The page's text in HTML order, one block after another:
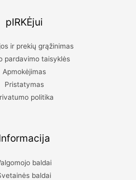
60 cm
81 cm
Juodos medinės
pIRKĖjui
ir prekių grąžinimas
pardavimo taisyklės
Apmokėjimas
Pristatymas
politika
baldai
baldai